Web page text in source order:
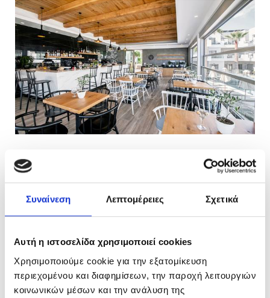
Συναίνεση Λεπτομέρειες Σχετικά
Αυτή η ιστοσελίδα χρησιμοποιεί cookies
Χρησιμοποιούμε cookie για την εξατομίκευση
περιεχομένου και διαφημίσεων, την παροχή λειτουργιών
κοινωνικών μέσων και την ανάλυση της
ΣΧΕΤΙΚΑ ΕΡΓΑ